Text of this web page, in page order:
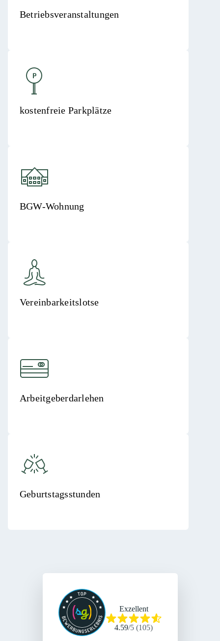
Betriebsveranstaltungen
kostenfreie Parkplätze
BGW-Wohnung
Vereinbarkeitslotse
Arbeitgeberdarlehen
Geburtstagsstunden
Exzellent
4.59/5 (105)